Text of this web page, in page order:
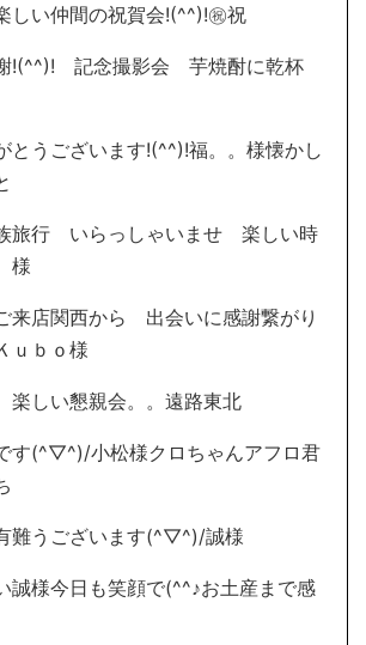
い仲間の祝賀会!(^^)!㊗祝
!(^^)! 記念撮影会 芋焼酎に乾杯
とうございます!(^^)!福。。様懐かし
旅行 いらっしゃいませ 楽しい時
様
来店関西から 出会いに感謝繋がり
ｕｂｏ様
しい懇親会。。遠路東北
す(^▽^)/小松様クロちゃんアフロ君
難うございます(^▽^)/誠様
誠様今日も笑顔で(^^♪お土産まで感